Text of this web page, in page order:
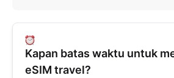
Kapan batas waktu untuk
eSIM travel?